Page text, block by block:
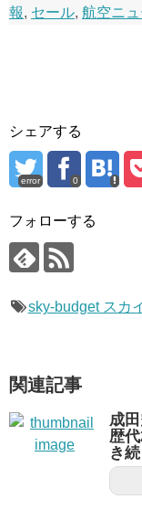
報, セール, 航空ニュ
シェアする
error 0
フォローする
sky-budget スカ
関連記事
成
歴
き